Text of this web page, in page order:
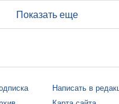
Показать еще
Написать в